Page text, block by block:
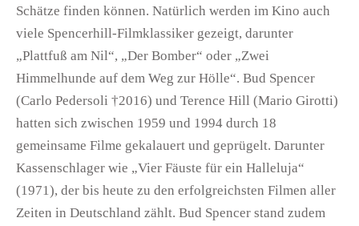
Schätze finden können. Natürlich werden im Kino auch
viele Spencerhill-Filmklassiker gezeigt, darunter
„Plattfuß am Nil“, „Der Bomber“ oder „Zwei
Himmelhunde auf dem Weg zur Hölle“. Bud Spencer
(Carlo Pedersoli †2016) und Terence Hill (Mario Girotti)
hatten sich zwischen 1959 und 1994 durch 18
gemeinsame Filme gekalauert und geprügelt. Darunter
Kassenschlager wie „Vier Fäuste für ein Halleluja“
(1971), der bis heute zu den erfolgreichsten Filmen aller
Zeiten in Deutschland zählt. Bud Spencer stand zudem